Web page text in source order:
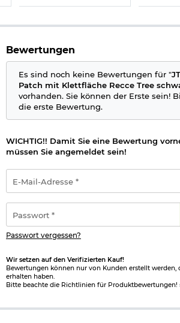
Bewertungen
Es sind noch keine Bewertungen für "
Patch mit Klettfläche Recce Tree
vorhanden. Sie können der Erste sein!
die erste Bewertung.
WICHTIG!! Damit Sie eine Bewertung
müssen Sie angemeldet sein!
Mail-
Adresse
*
Passwort vergessen?
Wir setzen auf den Verifizierten Kauf!
Bewertungen können nur von Kunden erstellt
erhalten haben.
Bitte beachte die Richtlinien für Produktbewertungen!